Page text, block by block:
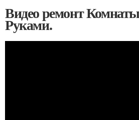
Видео ремонт
Руками.